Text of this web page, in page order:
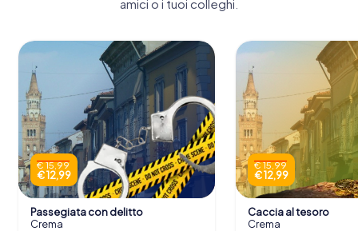
amici o i tuoi colleghi.
€ 15,99
€ 12,99
Passegiata con delitto
Crema
€ 15,99
€ 12,99
Caccia al tesoro
Crema